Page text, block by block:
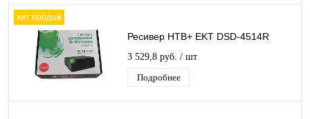
хит продаж
Ресивер НТВ+ EKT DSD-4514R
3 529,8 руб. / шт
Подробнее